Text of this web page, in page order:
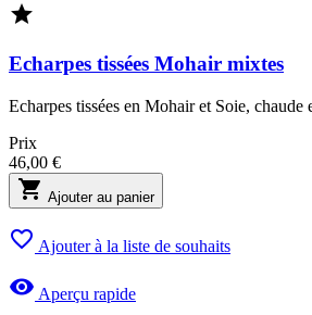

Echarpes tissées Mohair mixtes
Echarpes tissées en Mohair et Soie, chaude
Prix
46,00 €
 Ajouter au panier
 Ajouter à la liste de souhaits
 Aperçu rapide